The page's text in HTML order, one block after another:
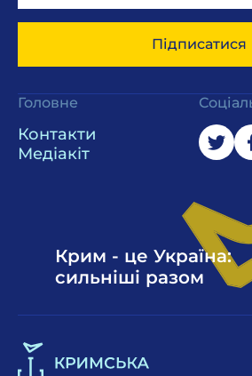
Підписатися
Головне
Контакти
Медіакіт
Крим - це Україна:
сильніші разом